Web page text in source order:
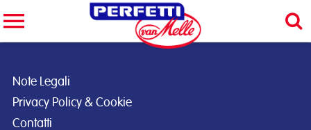
Note Legali
Privacy Policy & Cookie
Contatti